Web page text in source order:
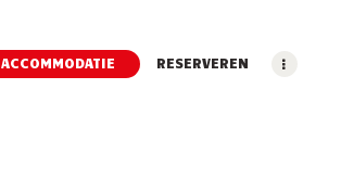
ACCOMMODATIE RESERVEREN